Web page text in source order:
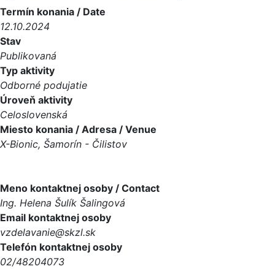
Termín konania / Date
12.10.2024
Stav
Publikovaná
Typ aktivity
Odborné podujatie
Úroveň aktivity
Celoslovenská
Miesto konania / Adresa / Venue
X-Bionic, Šamorín - Čilistov
Meno kontaktnej osoby / Contact
Ing. Helena Šulík Šalingová
Email kontaktnej osoby
vzdelavanie@skzl.sk
Telefón kontaktnej osoby
02/48204073